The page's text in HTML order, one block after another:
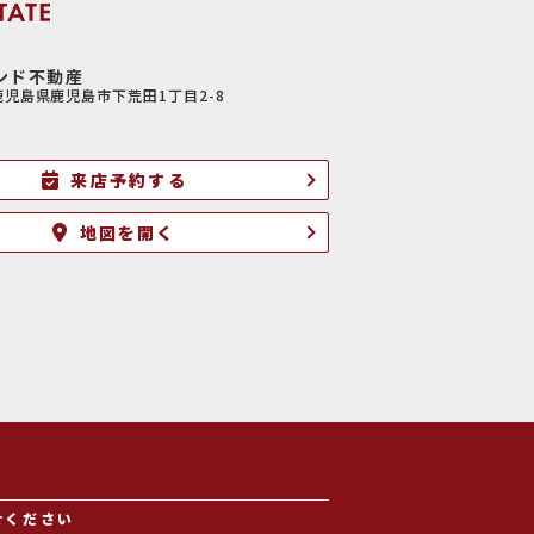
ド不動産
島県鹿児島市下荒田1丁目2-8
来店予約する
地図を開く
ださい